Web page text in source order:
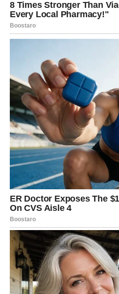
LJUBAV:
POVEZANOST I
SUSRETI
U ljubavnom životu, Vodolije
počinje kroz komunikaciju,
povezanost. Ako ste slobodni,
poznanstvo koje počinje
društvene mreže ili prijatelje.
Ovo je osoba koja vas privlači
razmišljanja, humorom i
Veza se ne razvija
slobodu.
Ako ste u vezi, sada dolazi